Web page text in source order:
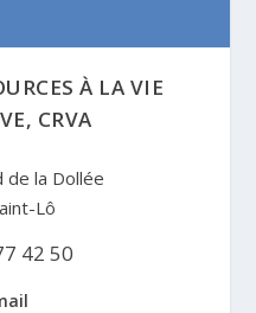
À LA VIE
CRVA
de la Dollée
Lô
42 50